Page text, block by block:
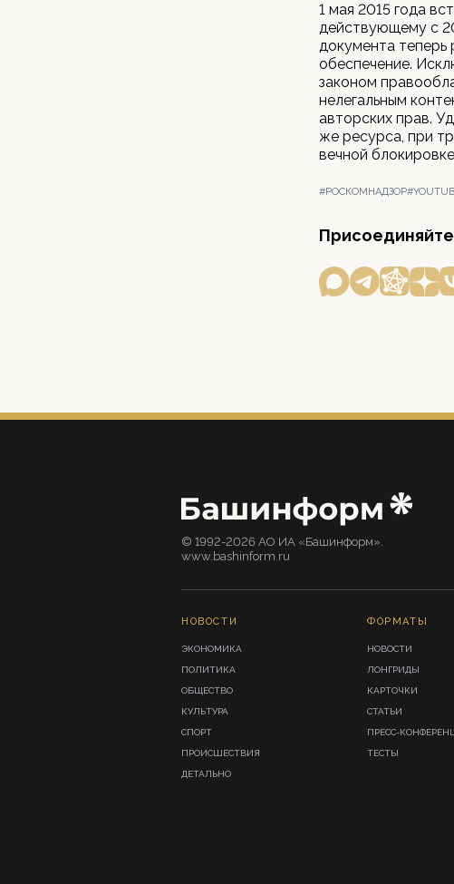
1 мая 2015 года
действующему с
документа теперь
обеспечение.
законом
нелегальным
авторских прав.
же ресурса, при
вечной
#РОСКОМНАДЗОР
© 1992-2026 АО ИА «Башинформ».
www.bashinform.ru
НОВОСТИ
ЭКОНОМИКА
ПОЛИТИКА
ОБЩЕСТВО
КУЛЬТУРА
СПОРТ
ПРОИСШЕСТВИЯ
ДЕТАЛЬНО
ФОРМАТЫ
НОВОСТИ
ЛОНГРИДЫ
КАРТОЧКИ
СТАТЬИ
ПРЕСС-
ТЕСТЫ